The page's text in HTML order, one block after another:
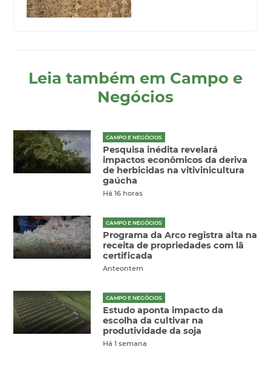
Leia também em Campo e
Negócios
CAMPO E NEGÓCIOS
Pesquisa inédita revelará
impactos econômicos da deriva
de herbicidas na vitivinicultura
gaúcha
Há 16 horas
CAMPO E NEGÓCIOS
Programa da Arco registra alta na
receita de propriedades com lã
certificada
Anteontem
CAMPO E NEGÓCIOS
Estudo aponta impacto da
escolha da cultivar na
produtividade da soja
Há 1 semana